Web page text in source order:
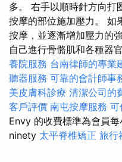
多。 右手以順時針方向打
按摩的部位施加壓力。 如
按摩，並逐漸增加壓力的
自己進行骨骼肌和各種器
養院服務 台南律師的專業
聽器服務 可靠的會計師事
美皮膚科診療 清潔公司的
客戶評價 南屯按摩服務 可
Envy 的收費標準為會員
ninety 太平脊椎矯正 旅行